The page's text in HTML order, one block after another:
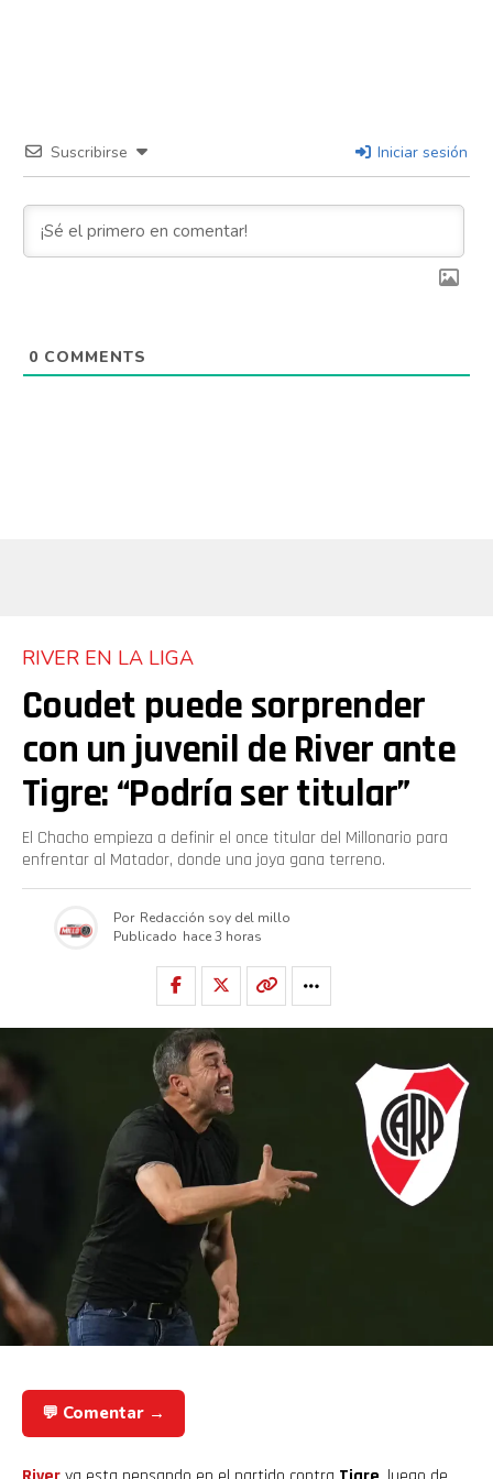
Suscribirse Iniciar sesión
0 COMMENTS
RIVER EN LA LIGA
Coudet puede sorprender
con un juvenil de River ante
Tigre: “Podría ser titular”
El Chacho empieza a definir el once titular del Millonario para
enfrentar al Matador, donde una joya gana terreno.
Por Redacción soy del millo
Publicado hace 3 horas
💬 Comentar →